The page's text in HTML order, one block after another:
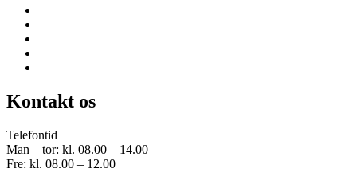
Kontakt os
Telefontid
Man – tor: kl. 08.00 – 14.00
Fre: kl. 08.00 – 12.00